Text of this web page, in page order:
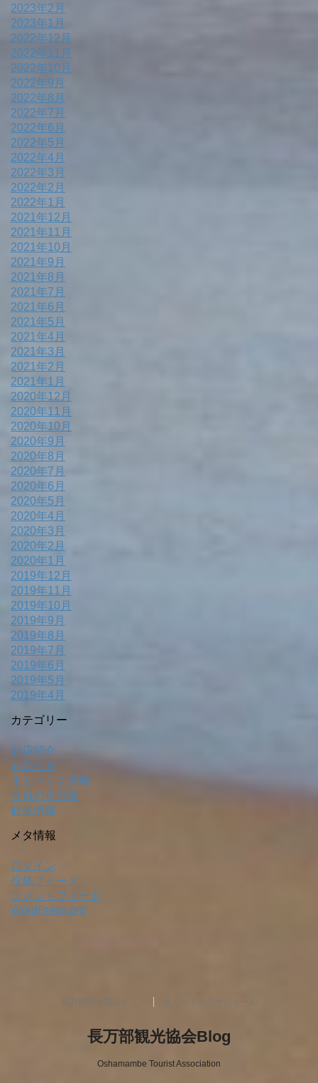
2023年2月
2023年1月
2022年12月
2022年11月
2022年10月
2022年9月
2022年8月
2022年7月
2022年6月
2022年5月
2022年4月
2022年3月
2022年2月
2022年1月
2021年12月
2021年11月
2021年10月
2021年9月
2021年8月
2021年7月
2021年6月
2021年5月
2021年4月
2021年3月
2021年2月
2021年1月
2020年12月
2020年11月
2020年10月
2020年9月
2020年8月
2020年7月
2020年6月
2020年5月
2020年4月
2020年3月
2020年2月
2020年1月
2019年12月
2019年11月
2019年10月
2019年9月
2019年8月
2019年7月
2019年6月
2019年5月
2019年4月
カテゴリー
お店紹介
お知らせ
まんべくん情報
今日の長万部
観光情報
メタ情報
ログイン
投稿フィード
コメントフィード
WordPress.org
長万部観光協会トップ まんべくんスケジュール
長万部観光協会Blog
Oshamambe Tourist Association